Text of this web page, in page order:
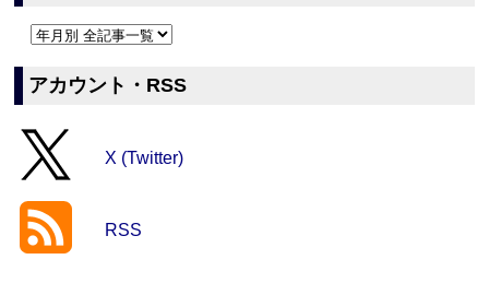
アカウント・RSS
X (Twitter)
RSS